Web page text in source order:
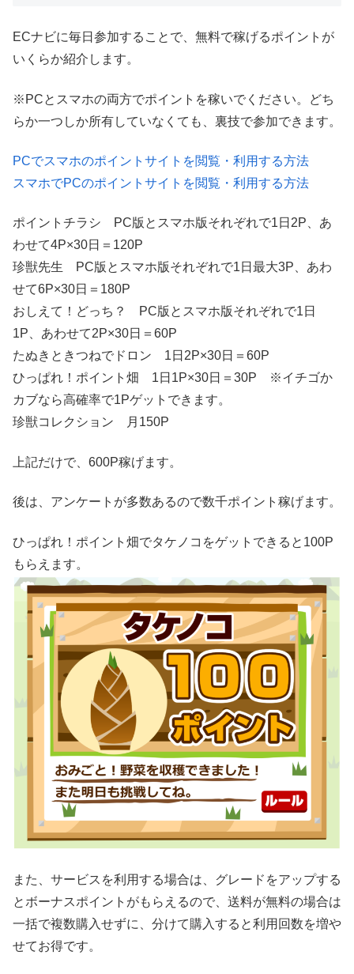
ECナビに毎日参加することで、無料で稼げるポイントが
いくらか紹介します。
※PCとスマホの両方でポイントを稼いでください。どち
らか一つしか所有していなくても、裏技で参加できます。
PCでスマホのポイントサイトを閲覧・利用する方法
スマホでPCのポイントサイトを閲覧・利用する方法
ポイントチラシ PC版とスマホ版それぞれで1日2P、あ
わせて4P×30日＝120P
珍獣先生 PC版とスマホ版それぞれで1日最大3P、あわ
せて6P×30日＝180P
おしえて！どっち？ PC版とスマホ版それぞれで1日
1P、あわせて2P×30日＝60P
たぬきときつねでドロン 1日2P×30日＝60P
ひっぱれ！ポイント畑 1日1P×30日＝30P ※イチゴか
カブなら高確率で1Pゲットできます。
珍獣コレクション 月150P
上記だけで、600P稼げます。
後は、アンケートが多数あるので数千ポイント稼げます。
ひっぱれ！ポイント畑でタケノコをゲットできると100P
もらえます。
また、サービスを利用する場合は、グレードをアップする
とボーナスポイントがもらえるので、送料が無料の場合は
一括で複数購入せずに、分けて購入すると利用回数を増や
せてお得です。